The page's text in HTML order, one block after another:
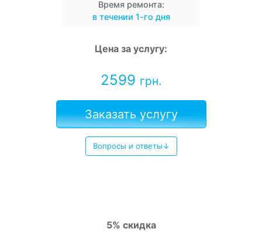
Время ремонта:
в течении 1-го дня
Цена за услугу:
2599 грн.
Заказать услугу
Вопросы и ответы↓
5% скидка